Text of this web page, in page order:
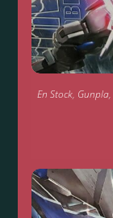
En Stock, Gunpla,